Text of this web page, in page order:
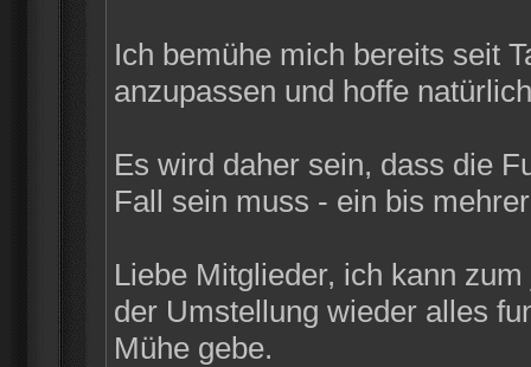
Ich bemühe mich bereits seit
anzupassen und hoffe
Es wird daher sein, dass die
Fall sein muss - ein bis
Liebe Mitglieder, ich kann
der Umstellung wieder alles
Mühe gebe.